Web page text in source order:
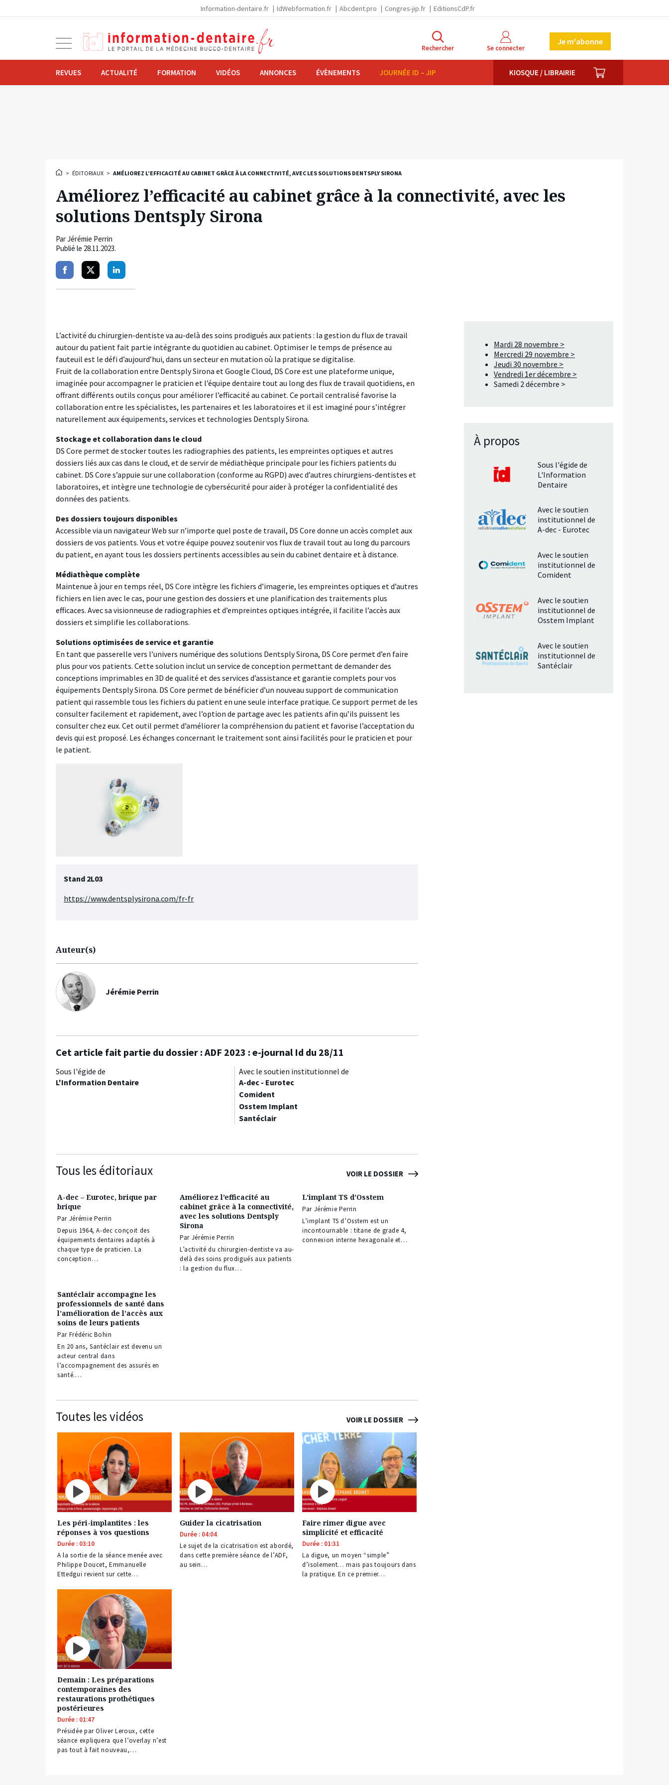
Information-dentaire.fr IdWebformation.fr Abcdent.pro Congres-jip.fr EditionsCdP.fr
navigation
Rechercher Se connecter
Je m'abonne
REVUES ACTUALITÉ FORMATION VIDÉOS ANNONCES ÉVÈNEMENTS JOURNÉE ID – JIP KIOSQUE / LIBRAIRIE PANIER
> ÉDITORIAUX > AMÉLIOREZ L’EFFICACITÉ AU CABINET GRÂCE À LA CONNECTIVITÉ, AVEC LES SOLUTIONS DENTSPLY SIRONA
Améliorez l’efficacité au cabinet grâce à la connectivité, avec les
solutions Dentsply Sirona
ParJérémie Perrin
Publié le 28.11.2023.
PartagerPartagerPartager
L’activité du chirurgien-dentiste va au-delà des soins prodigués aux patients : la gestion du flux de travail
autour du patient fait partie intégrante du quotidien au cabinet. Optimiser le temps de présence au
fauteuil est le défi d’aujourd’hui, dans un secteur en mutation où la pratique se digitalise.
Fruit de la collaboration entre Dentsply Sirona et Google Cloud, DS Core est une plateforme unique,
imaginée pour accompagner le praticien et l’équipe dentaire tout au long des flux de travail quotidiens, en
offrant différents outils conçus pour améliorer l’efficacité au cabinet. Ce portail centralisé favorise la
collaboration entre les spécialistes, les partenaires et les laboratoires et il est imaginé pour s’intégrer
naturellement aux équipements, services et technologies Dentsply Sirona.
Stockage et collaboration dans le cloud
DS Core permet de stocker toutes les radiographies des patients, les empreintes optiques et autres
dossiers liés aux cas dans le cloud, et de servir de médiathèque principale pour les fichiers patients du
cabinet. DS Core s’appuie sur une collaboration (conforme au RGPD) avec d’autres chirurgiens-dentistes et
laboratoires, et intègre une technologie de cybersécurité pour aider à protéger la confidentialité des
données des patients.
Des dossiers toujours disponibles
Accessible via un navigateur Web sur n’importe quel poste de travail, DS Core donne un accès complet aux
dossiers de vos patients. Vous et votre équipe pouvez soutenir vos flux de travail tout au long du parcours
du patient, en ayant tous les dossiers pertinents accessibles au sein du cabinet dentaire et à distance.
Médiathèque complète
Maintenue à jour en temps réel, DS Core intègre les fichiers d’imagerie, les empreintes optiques et d’autres
fichiers en lien avec le cas, pour une gestion des dossiers et une planification des traitements plus
efficaces. Avec sa visionneuse de radiographies et d’empreintes optiques intégrée, il facilite l’accès aux
dossiers et simplifie les collaborations.
Solutions optimisées de service et garantie
En tant que passerelle vers l’univers numérique des solutions Dentsply Sirona, DS Core permet d’en faire
plus pour vos patients. Cette solution inclut un service de conception permettant de demander des
conceptions imprimables en 3D de qualité et des services d’assistance et garantie complets pour vos
équipements Dentsply Sirona. DS Core permet de bénéficier d’un nouveau support de communication
patient qui rassemble tous les fichiers du patient en une seule interface pratique. Ce support permet de les
consulter facilement et rapidement, avec l’option de partage avec les patients afin qu’ils puissent les
consulter chez eux. Cet outil permet d’améliorer la compréhension du patient et favorise l’acceptation du
devis qui est proposé. Les échanges concernant le traitement sont ainsi facilités pour le praticien et pour
le patient.
Stand 2L03
https://www.dentsplysirona.com/fr-fr
Auteur(s)
Jérémie Perrin
Cet article fait partie du dossier : ADF 2023 : e-journal Id du 28/11
Sous l'égide de
L'Information Dentaire
Avec le soutien institutionnel de
A-dec - Eurotec
Comident
Osstem Implant
Santéclair
Tous les éditoriaux VOIR LE DOSSIER
A-dec – Eurotec, brique par
brique
Par Jérémie Perrin
Depuis 1964, A-dec conçoit des
équipements dentaires adaptés à
chaque type de praticien. La
conception…
Améliorez l’efficacité au
cabinet grâce à la connectivité,
avec les solutions Dentsply
Sirona
Par Jérémie Perrin
L’activité du chirurgien-dentiste va au-
delà des soins prodigués aux patients
: la gestion du flux…
L’implant TS d’Osstem
Par Jérémie Perrin
L’implant TS d’Osstem est un
incontournable : titane de grade 4,
connexion interne hexagonale et…
Santéclair accompagne les
professionnels de santé dans
l’amélioration de l’accès aux
soins de leurs patients
Par Frédéric Bohin
En 20 ans, Santéclair est devenu un
acteur central dans
l’accompagnement des assurés en
santé.…
Toutes les vidéos VOIR LE DOSSIER
Les péri-implantites : les
réponses à vos questions
Durée : 03:10
A la sortie de la séance menée avec
Philippe Doucet, Emmanuelle
Ettedgui revient sur cette…
Guider la cicatrisation
Durée : 04:04
Le sujet de la cicatrisation est abordé,
dans cette première séance de l’ADF,
au sein…
Faire rimer digue avec
simplicité et efficacité
Durée : 01:31
La digue, un moyen “simple”
d’isolement… mais pas toujours dans
la pratique. En ce premier…
Demain : Les préparations
contemporaines des
restaurations prothétiques
postérieures
Durée : 01:47
Présidée par Oliver Leroux, cette
séance expliquera que l’overlay n’est
pas tout à fait nouveau,…
Mardi 28 novembre >
Mercredi 29 novembre >
Jeudi 30 novembre >
Vendredi 1er décembre >
Samedi 2 décembre >
À propos
Sous l'égide de
L'Information
Dentaire
Avec le soutien
institutionnel de
A-dec - Eurotec
Avec le soutien
institutionnel de
Comident
Avec le soutien
institutionnel de
Osstem Implant
Avec le soutien
institutionnel de
Santéclair